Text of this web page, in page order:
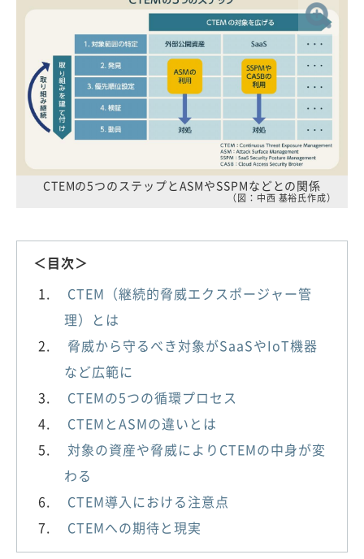
CTEMの5つのステップとASMやSSPMなどとの関係
（図：中西 基裕氏作成）
＜目次＞
CTEM（継続的脅威エクスポージャー管
理）とは
脅威から守るべき対象がSaaSやIoT機器
など広範に
CTEMの5つの循環プロセス
CTEMとASMの違いとは
対象の資産や脅威によりCTEMの中身が変
わる
CTEM導入における注意点
CTEMへの期待と現実